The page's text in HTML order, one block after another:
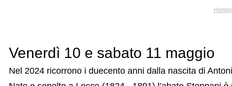
Venerdì 10 e sabato 11 maggio
Nel 2024 ricorrono i duecento anni dalla nascita di